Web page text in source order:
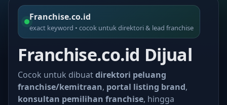
Franchise.co.id
exact keyword • cocok untuk direktori & lead franchise
Franchise.co.id Dijual
Cocok untuk dibuatdirektori peluang
franchise/kemitraan, portal listing brand,
konsultan pemilihan franchise, hingga